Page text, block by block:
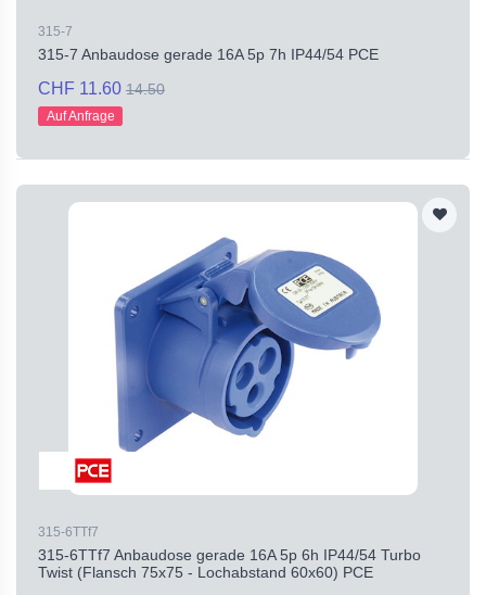
315-7
315-7 Anbaudose gerade 16A 5p 7h IP44/54 PCE
CHF 11.60 14.50
Auf Anfrage
315-6TTf7
315-6TTf7 Anbaudose gerade 16A 5p 6h IP44/54 Turbo
Twist (Flansch 75x75 - Lochabstand 60x60) PCE